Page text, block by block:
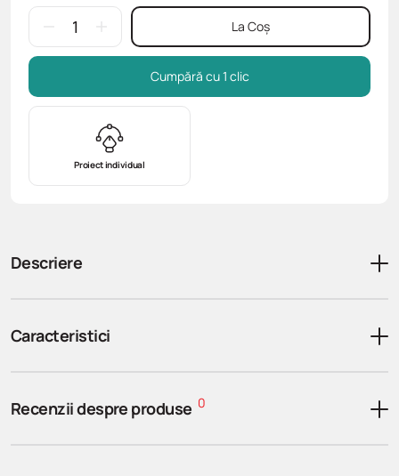
Proiect individual
La Coș
Cumpără cu 1 clic
Descriere
Caracteristici
Recenzii despre produse 0